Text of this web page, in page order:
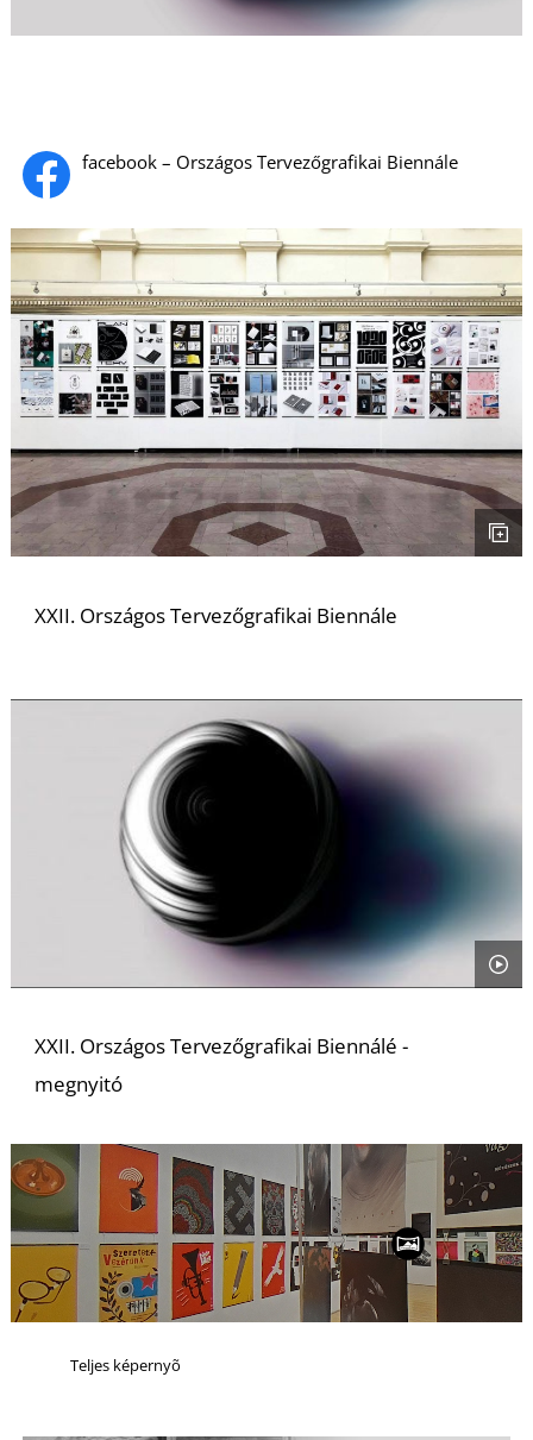
facebook – Országos Tervezőgrafikai Biennále
XXII. Országos Tervezőgrafikai Biennále
XXII. Országos Tervezőgrafikai Biennálé -
megnyitó
Teljes képernyõ